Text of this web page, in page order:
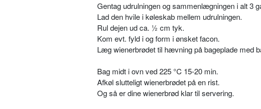
Gentag udrulningen og sammenlægningen i alt 3
Lad den hvile i køleskab mellem udrulningen.
Rul dejen ud ca. ½ cm tyk.
Kom evt. fyld i og form i ønsket facon.
Læg wienerbrødet til hævning på bageplade med
Bag midt i ovn ved 225 °C 15-20 min.
Afkøl slutteligt wienerbrødet på en rist.
Og så er dine wienerbrød klar til servering.